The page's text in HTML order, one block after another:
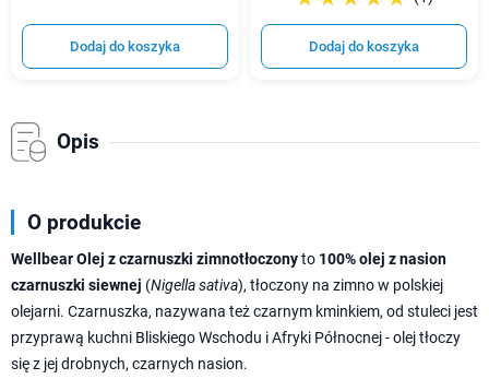
Dodaj do koszyka Dodaj do koszyka
Opis
O produkcie
Wellbear Olej z czarnuszki zimnotłoczonyto 100% olej z nasion
czarnuszki siewnej (Nigella sativa), tłoczony na zimno w polskiej
olejarni. Czarnuszka, nazywana też czarnym kminkiem, od stuleci jest
przyprawą kuchni Bliskiego Wschodu i Afryki Północnej - olej tłoczy
się z jej drobnych, czarnych nasion.